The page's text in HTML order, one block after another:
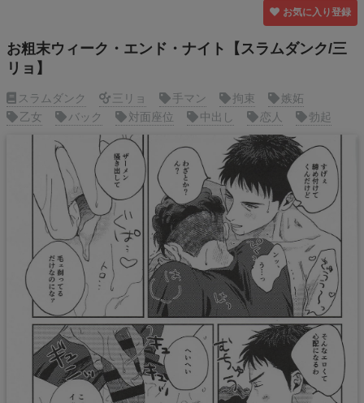
お気に入り登録
お粗末ウィーク・エンド・ナイト【スラムダンク/三
リョ】
スラムダンク 三リョ 手マン 拘束
嫉妬
乙女
バック 対面座位 中出し 恋人 勃起